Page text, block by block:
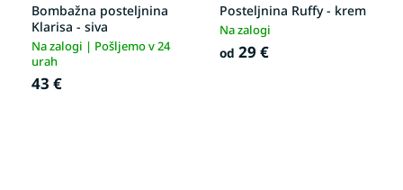
Bombažna posteljnina
Klarisa - siva
Na zalogi | Pošljemo v 24
urah
43 €
Posteljnina Ruffy - krem
Na zalogi
od 29 €